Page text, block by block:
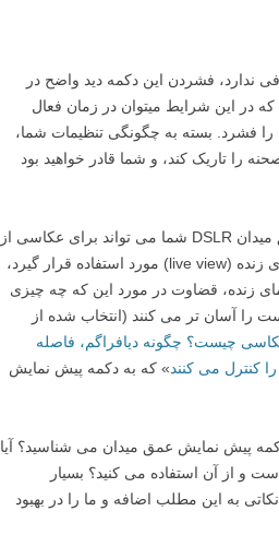
ندارد، فشردن این دکمه دید واضح در
در این شرایط میتوان در زمان فعال
را فشرد. بسته به چگونگی تنظیمات شما،
را تاریک کند، و شما قادر خواهید بود
لنزک: عملکرد پیش نمایش عمق میدان DSLR شما می تواند برای عکاسی از
طریق منظره یاب (ویزور) یا نمای زنده (live view) مورد استفاده قرار گیرد،
زنده، قضاوت در مورد این که چه چیزی
آسان تر می کنند (انتخاب شده از
چیست؟ چگونه دیافراگم، فاصله
کنترل می کنند» که به دکمه پیش نمایش
پیش نمایش عمق میدان می شناسید؟ آیا
و از آن استفاده می کنید؟ بسیار
به این مطلب اضافه و ما را در بهبود